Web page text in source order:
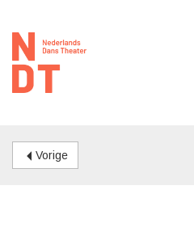
Vorige